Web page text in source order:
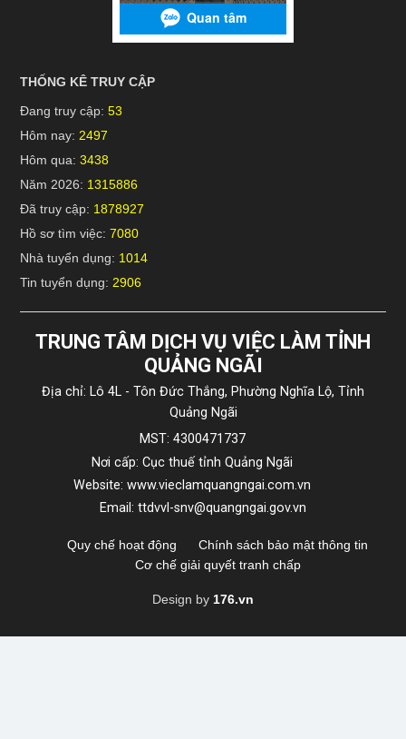
THỐNG KÊ TRUY CẬP
Đang truy cập: 53
Hôm nay: 2497
Hôm qua: 3438
Năm 2026: 1315886
Đã truy cập: 1878927
Hồ sơ tìm việc: 7080
Nhà tuyển dụng: 1014
Tin tuyển dụng: 2906
TRUNG TÂM DỊCH VỤ VIỆC LÀM TỈNH
QUẢNG NGÃI
Địa chỉ: Lô 4L - Tôn Đức Thắng, Phường Nghĩa Lộ, Tỉnh
Quảng Ngãi
MST: 4300471737
Nơi cấp: Cục thuế tỉnh Quảng Ngãi
Website: www.vieclamquangngai.com.vn
Email: ttdvvl-snv@quangngai.gov.vn
Quy chế hoạt động
Chính sách bảo mật thông tin
Cơ chế giải quyết tranh chấp
Design by 176.vn